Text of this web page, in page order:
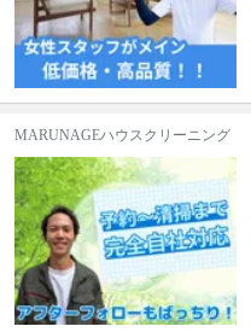
MARUNAGEハウスクリーニング